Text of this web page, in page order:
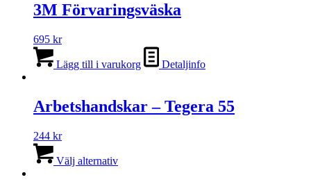
alternativen
kan
produktsidan
3M Förvaringsväska
695 kr
Lägg till i varukorg Detaljinfo
Arbetshandskar – Tegera 55
244 kr
Välj alternativhär